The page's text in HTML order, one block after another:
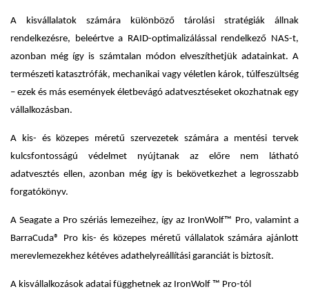
A kisvállalatok számára különböző tárolási stratégiák állnak
rendelkezésre, beleértve a RAID-optimalizálással rendelkező NAS-t,
azonban még így is számtalan módon elveszíthetjük adatainkat. A
természeti katasztrófák, mechanikai vagy véletlen károk, túlfeszültség
– ezek és más események életbevágó adatvesztéseket okozhatnak egy
vállalkozásban.
A kis- és közepes méretű szervezetek számára a mentési tervek
kulcsfontosságú védelmet nyújtanak az előre nem látható
adatvesztés ellen, azonban még így is bekövetkezhet a legrosszabb
forgatókönyv.
A Seagate a Pro szériás lemezeihez, így az IronWolf™ Pro, valamint a
BarraCuda® Pro kis- és közepes méretű vállalatok számára ajánlott
merevlemezekhez kétéves adathelyreállítási garanciát is biztosít.
A kisvállalkozások adatai függhetnek az IronWolf ™ Pro-tól